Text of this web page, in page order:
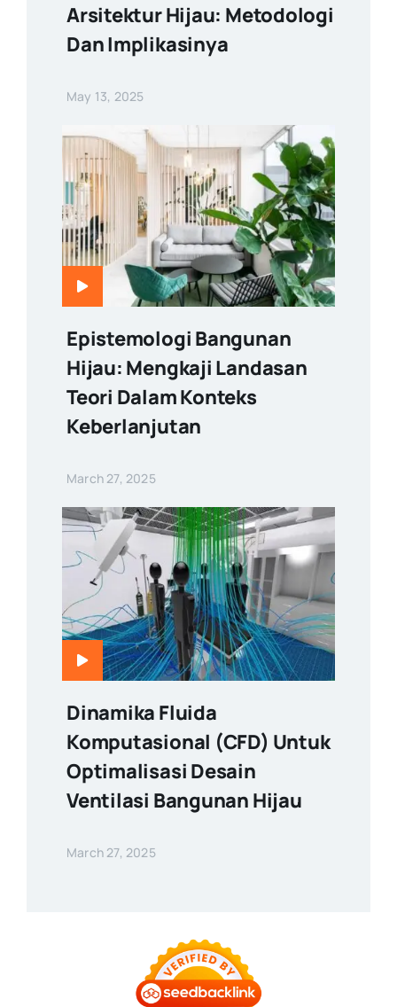
Arsitektur Hijau: Metodologi
Dan Implikasinya
May 13, 2025
Epistemologi Bangunan
Hijau: Mengkaji Landasan
Teori Dalam Konteks
Keberlanjutan
March 27, 2025
Dinamika Fluida
Komputasional (CFD) Untuk
Optimalisasi Desain
Ventilasi Bangunan Hijau
March 27, 2025